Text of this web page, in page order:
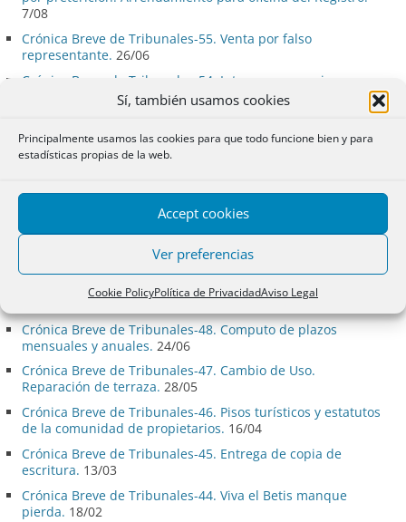
Sí, también usamos cookies
Principalmente usamos las cookies para que todo funcione bien y para
estadísticas propias de la web.
Accept cookies
Ver preferencias
Cookie PolicyPolítica de PrivacidadAviso Legal
7/08
Crónica Breve de Tribunales-55. Venta por falso
representante. 26/06
Crónica Breve de Tribunales-54. Intereses usurarios.
Acción de rescisión.11/05
Buena fe.14/04
Crónica Breve de Tribunales-52. Sefardíes. Prescripción
Crónica Breve de Tribunales-51. Usucapión contra tabulas.
Prenda autoejecutable.25/01
Crónica Breve de Tribunales-50. Comunidades de
propietarios: Pisos turísticos. Carteles.
Crónica Breve de Tribunales-49. ¿A quién protege el seguro
decenal de daños?15/10
Crónica Breve de Tribunales-48. Computo de plazos
mensuales y anuales. 24/06
Crónica Breve de Tribunales-47. Cambio de Uso.
Reparación de terraza. 28/05
Crónica Breve de Tribunales-46. Pisos turísticos y estatutos
de la comunidad de propietarios. 16/04
Crónica Breve de Tribunales-45. Entrega de copia de
escritura. 13/03
Crónica Breve de Tribunales-44. Viva el Betis manque
pierda. 18/02